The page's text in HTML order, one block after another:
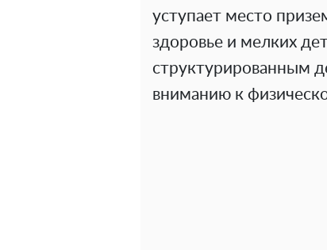
уступает место
здоровье и мелких
структурированным
вниманию к